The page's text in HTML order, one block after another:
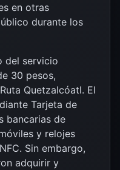
en otras
durante los
del servicio
30 pesos,
Quetzalcóatl. El
Tarjeta de
bancarias de
y relojes
Sin embargo,
adquirir y